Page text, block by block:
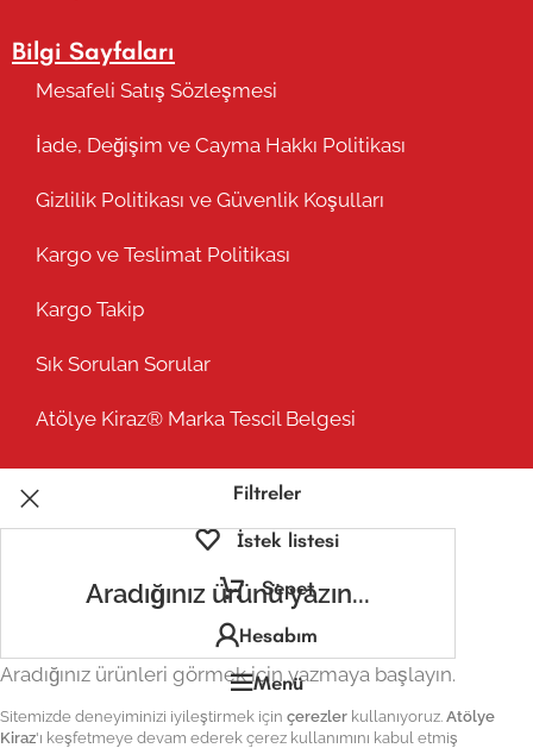
Bilgi Sayfaları
Mesafeli Satış Sözleşmesi
İade, Değişim ve Cayma Hakkı Politikası
Gizlilik Politikası ve Güvenlik Koşulları
Kargo ve Teslimat Politikası
Kargo Takip
Sık Sorulan Sorular
Atölye Kiraz® Marka Tescil Belgesi
Aradığınız ürünleri görmek için yazmaya başlayın.
Filtreler
İstek listesi
Sepet
Hesabım
Menü
Sitemizde deneyiminizi iyileştirmek için çerezler kullanıyoruz. Atölye
Kiraz'ı keşfetmeye devam ederek çerez kullanımını kabul etmiş